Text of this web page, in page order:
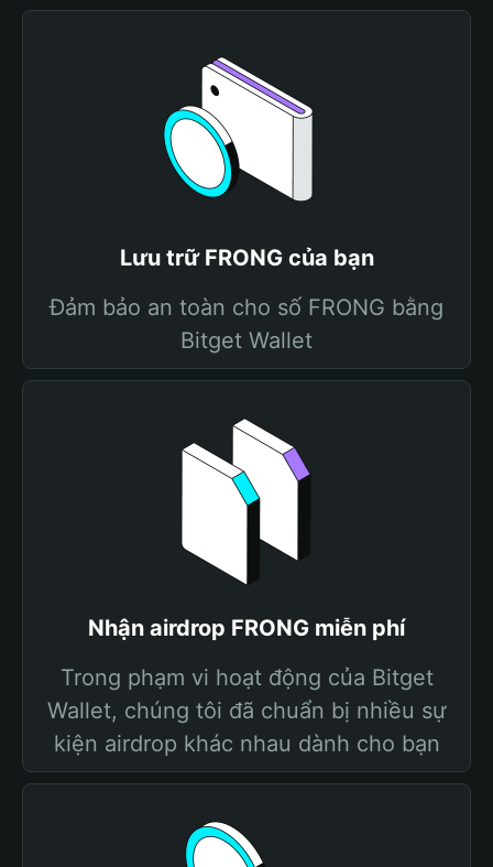
Lưu trữ FRONG của bạn
Đảm bảo an toàn cho số FRONG bằng
Bitget Wallet
Nhận airdrop FRONG miễn phí
Trong phạm vi hoạt động của Bitget
Wallet, chúng tôi đã chuẩn bị nhiều sự
kiện airdrop khác nhau dành cho bạn